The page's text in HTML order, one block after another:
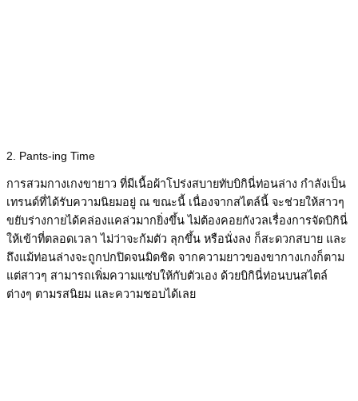
2. Pants-ing Time
การสวมกางเกงขายาว ที่มีเนื้อผ้าโปร่งสบายทับบิกินี่ท่อนล่าง กำลังเป็น
เทรนด์ที่ได้รับความนิยมอยู่ ณ ขณะนี้ เนื่องจากสไตล์นี้ จะช่วยให้สาวๆ
ขยับร่างกายได้คล่องแคล่วมากยิ่งขึ้น ไม่ต้องคอยกังวลเรื่องการจัดบิกินี่
ให้เข้าที่ตลอดเวลา ไม่ว่าจะก้มตัว ลุกขึ้น หรือนั่งลง ก็สะดวกสบาย และ
ถึงแม้ท่อนล่างจะถูกปกปิดจนมิดชิด จากความยาวของขากางเกงก็ตาม
แต่สาวๆ สามารถเพิ่มความแซ่บให้กับตัวเอง ด้วยบิกินี่ท่อนบนสไตล์
ต่างๆ ตามรสนิยม และความชอบได้เลย